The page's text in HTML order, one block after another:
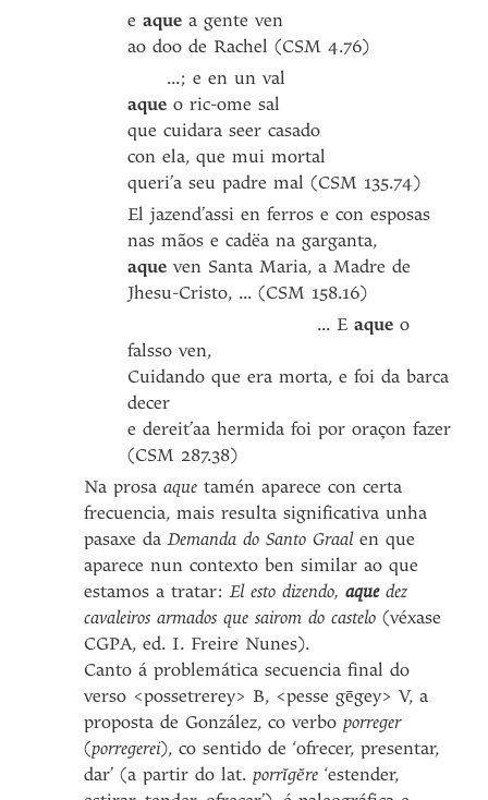
eaque a gente ven
ao doo de Rachel (CSM 4.76)
...; e en un val
aque o ric-ome sal
que cuidara seer casado
con ela, que mui mortal
queri’a seu padre mal (CSM 135.74)
El jazend’assi en ferros e con esposas
nas mãos e cadëa na garganta,
aque ven Santa Maria, a Madre de
Jhesu-Cristo, ... (CSM 158.16)
... Eaque o
falsso ven,
Cuidando que era morta, e foi da barca
decer
e dereit’aa hermida foi por oraçon fazer
(CSM 287.38)
Na prosaaque tamén aparece con certa
frecuencia, mais resulta significativa unha
pasaxe daDemanda do Santo Graalen que
aparece nun contexto ben similar ao que
estamos a tratar:El esto dizendo,aquedez
cavaleiros armados que sairom do castelo(véxase
CGPA, ed. I. Freire Nunes).
Canto á problemática secuencia final do
verso <possetrerey> B, <pesse gēgey> V, a
proposta de González, co verboporreger
(porregerei), co sentido de ‘ofrecer, presentar,
dar’ (a partir do lat.porrĭgĕre ‘estender,